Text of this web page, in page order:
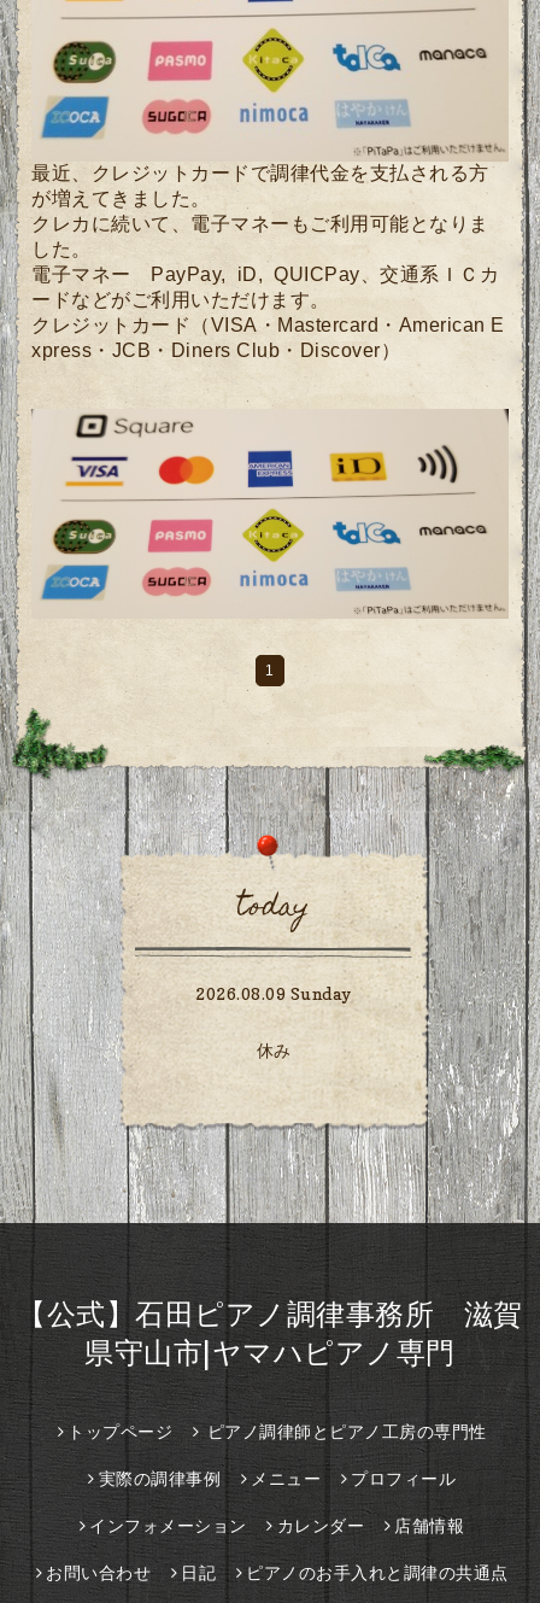
最近、クレジットカードで調律代金を支払される方
が増えてきました。
クレカに続いて、電子マネーもご利用可能となりま
した。
電子マネー PayPay, iD, QUICPay、交通系ＩＣカ
ードなどがご利用いただけます。
クレジットカード（VISA・Mastercard・American E
xpress・JCB・Diners Club・Discover）
1
today
2026.08.09 Sunday
休み
【公式】石田ピアノ調律事務所 滋賀
県守山市|ヤマハピアノ専門
トップページ ピアノ調律師とピアノ工房の専門性
実際の調律事例 メニュー プロフィール
インフォメーション カレンダー 店舗情報
お問い合わせ 日記 ピアノのお手入れと調律の共通点